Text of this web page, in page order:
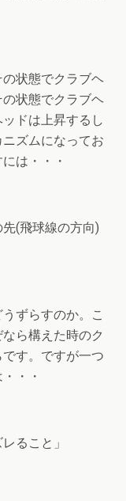
状態でクラブヘ
状態でクラブヘ
ドは上昇するし
ズムになってお
は・・・
(飛球線の方向)
ずらすのか。こ
ら構えた時のク
す。ですが一つ
・・
ること」